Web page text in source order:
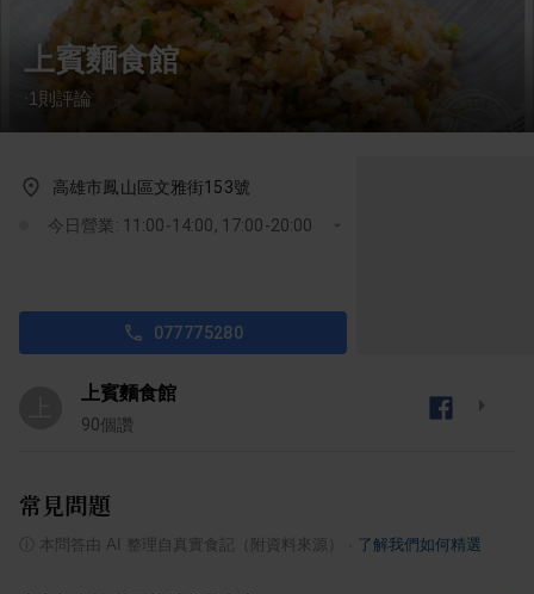
上賓麵食館
1 則評論
高雄市鳳山區文雅街153號
今日營業: 11:00-14:00, 17:00-20:00
077775280
上賓麵食館
90個讚
常見問題
本問答由 AI 整理自真實食記（附資料來源） 了解我們如何精選